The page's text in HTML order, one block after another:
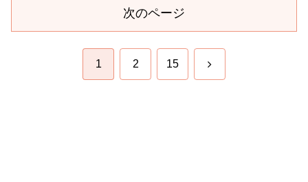
次のページ
1 2 15 次